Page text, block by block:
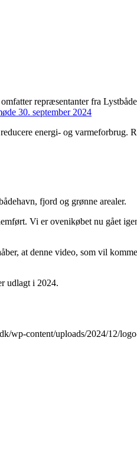
repræsentanter fra
30. september 2024
energi- og varmeforbrug.
fjord og grønne arealer.
Vi er ovenikøbet nu gået
at denne video, som vil
udlagt i 2024.
wp-content/uploads/2024/12/